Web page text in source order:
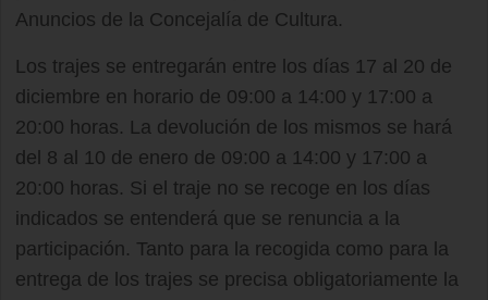
Anuncios de la Concejalía de Cultura.
Los trajes se entregarán entre los días 17 al 20 de
diciembre en horario de 09:00 a 14:00 y 17:00 a
20:00 horas. La devolución de los mismos se hará
del 8 al 10 de enero de 09:00 a 14:00 y 17:00 a
20:00 horas. Si el traje no se recoge en los días
indicados se entenderá que se renuncia a la
participación. Tanto para la recogida como para la
entrega de los trajes se precisa obligatoriamente la